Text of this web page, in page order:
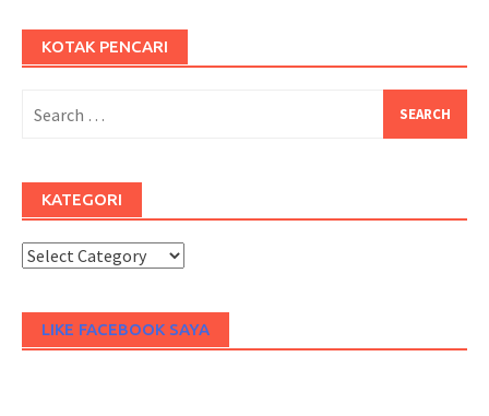
KOTAK PENCARI
for:
KATEGORI
Kategori
LIKE FACEBOOK SAYA